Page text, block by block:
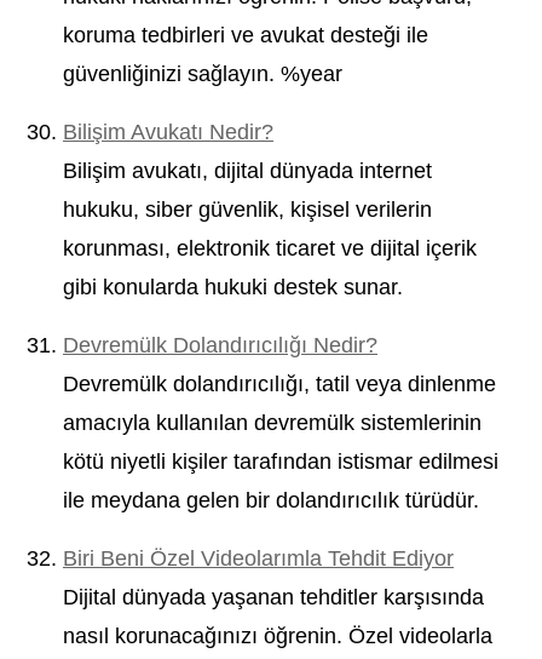
koruma tedbirleri ve avukat desteği ile
güvenliğinizi sağlayın. %year
Bilişim Avukatı Nedir?
Bilişim avukatı, dijital dünyada internet
hukuku, siber güvenlik, kişisel verilerin
korunması, elektronik ticaret ve dijital içerik
gibi konularda hukuki destek sunar.
Devremülk Dolandırıcılığı Nedir?
Devremülk dolandırıcılığı, tatil veya dinlenme
amacıyla kullanılan devremülk sistemlerinin
kötü niyetli kişiler tarafından istismar edilmesi
ile meydana gelen bir dolandırıcılık türüdür.
Biri Beni Özel Videolarımla Tehdit Ediyor
Dijital dünyada yaşanan tehditler karşısında
nasıl korunacağınızı öğrenin. Özel videolarla